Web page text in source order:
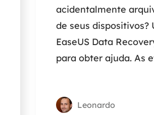
acidentalmente
de seus dispositivos?
EaseUS Data
para obter ajuda. As
Leonardo